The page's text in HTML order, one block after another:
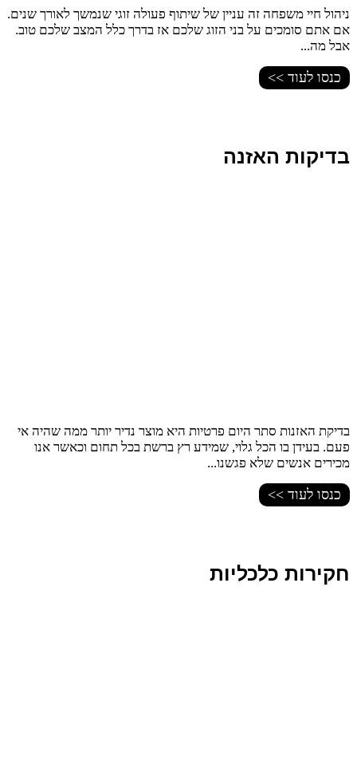
ניהול חיי משפחה זה עניין של שיתוף פעולה זוגי שנמשך לאורך שנים.
אם אתם סומכים על בני הזוג שלכם אז בדרך כלל המצב שלכם טוב.
אבל מה...
כנסו לעוד >>
בדיקות האזנה
בדיקת האזנות סתר היום פרטיות היא מוצר נדיר יותר ממה שהיה אי
פעם. בעידן בו הכל גלוי, שמידע רץ ברשת בכל תחום וכאשר אנו
מכירים אנשים שלא פגשנו...
כנסו לעוד >>
חקירות כלכליות